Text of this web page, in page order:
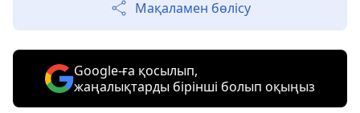
Мақаламен бөлісу
Google-ға қосылып,
жаңалықтарды бірінші болып оқыңыз